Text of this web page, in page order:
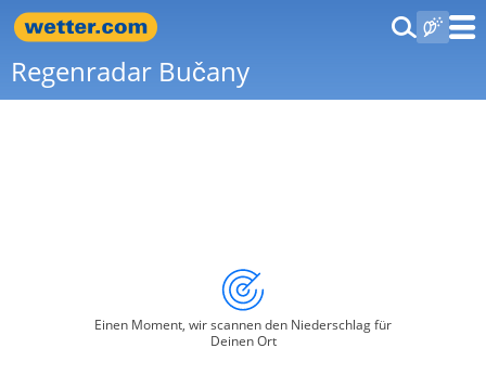
Regenradar Bučany
Einen Moment, wir scannen den Niederschlag für
Deinen Ort